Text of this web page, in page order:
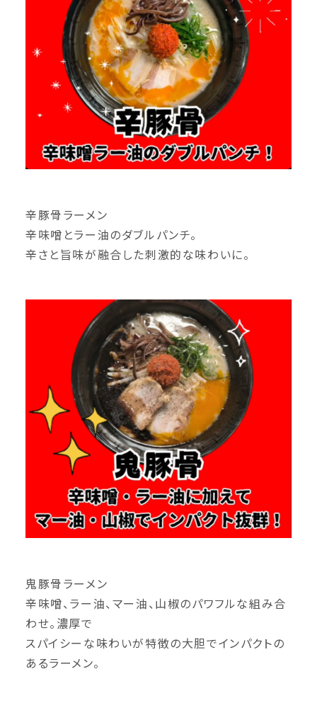
辛豚骨ラーメン
辛味噌とラー油のダブルパンチ。
辛さと旨味が融合した刺激的な味わいに。
鬼豚骨ラーメン
辛味噌、ラー油、マー油、山椒のパワフルな組み合
わせ。濃厚で
スパイシーな味わいが特徴の大胆でインパクトの
あるラーメン。